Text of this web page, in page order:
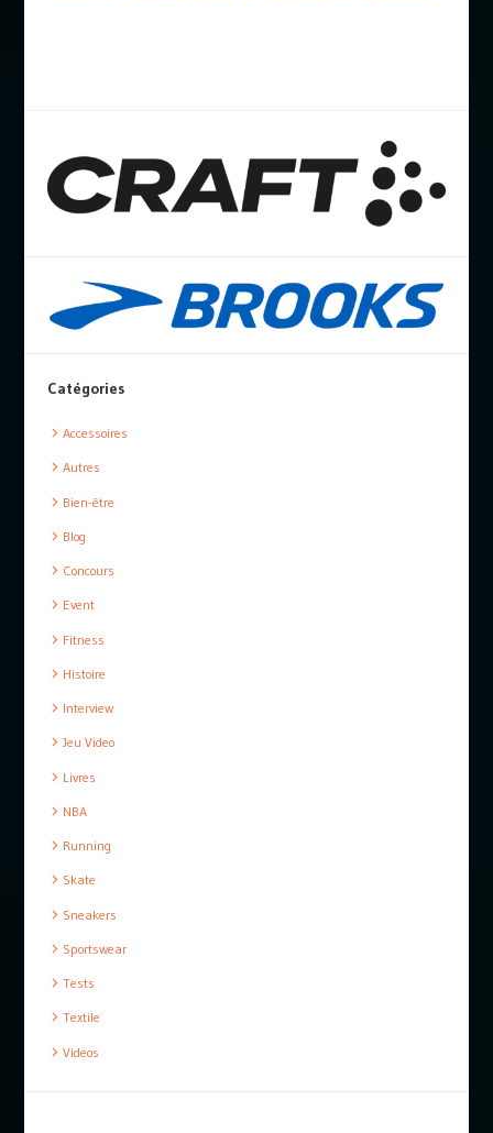
Catégories
Accessoires
Autres
Bien-être
Blog
Concours
Event
Fitness
Histoire
Interview
Jeu Video
Livres
NBA
Running
Skate
Sneakers
Sportswear
Tests
Textile
Videos